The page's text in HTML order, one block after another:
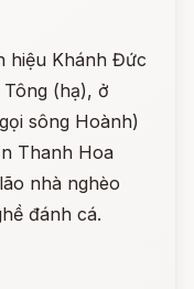
hiệu Khánh Đức
(hạ), ở
sông Hoành)
Thanh Hoa
nhà nghèo
đánh cá.